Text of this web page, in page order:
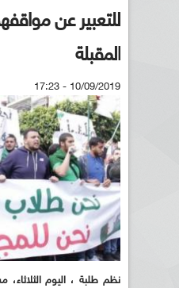
للتعبير عن
المقبلة
10/09/2019 - 17:23
نظم طلبة ، اليوم الثلاثاء،